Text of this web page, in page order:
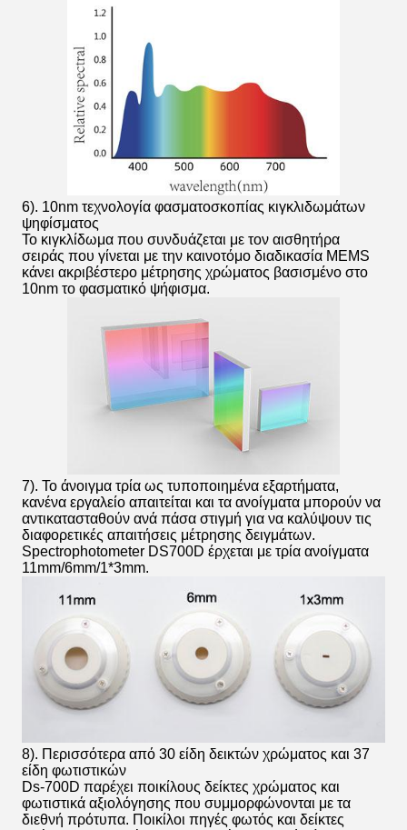
6). 10nm τεχνολογία φασματοσκοπίας κιγκλιδωμάτων
ψηφίσματος
Το κιγκλίδωμα που συνδυάζεται με τον αισθητήρα
σειράς που γίνεται με την καινοτόμο διαδικασία MEMS
κάνει ακριβέστερο μέτρησης χρώματος βασισμένο στο
10nm το φασματικό ψήφισμα.
7). Το άνοιγμα τρία ως τυποποιημένα εξαρτήματα,
κανένα εργαλείο απαιτείται και τα ανοίγματα μπορούν να
αντικατασταθούν ανά πάσα στιγμή για να καλύψουν τις
διαφορετικές απαιτήσεις μέτρησης δειγμάτων.
Spectrophotometer DS700D έρχεται με τρία ανοίγματα
11mm/6mm/1*3mm.
8). Περισσότερα από 30 είδη δεικτών χρώματος και 37
είδη φωτιστικών
Ds-700D παρέχει ποικίλους δείκτες χρώματος και
φωτιστικά αξιολόγησης που συμμορφώνονται με τα
διεθνή πρότυπα. Ποικίλοι πηγές φωτός και δείκτες